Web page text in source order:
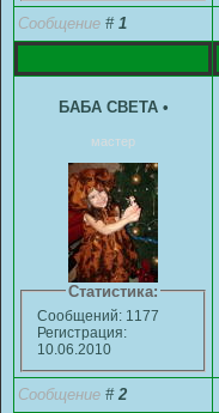
Сообщение # 1
БАБА СВЕТА •
мастер
Статистика:
Сообщений: 1177
Регистрация:
10.06.2010
Сообщение # 2